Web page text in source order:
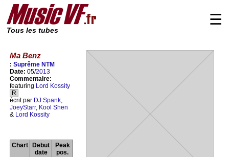
Tous les tubes
☰
Ma Benz
: Suprême NTM
Date: 05/2013
Commentaire:
featuring Lord Kossity
R
écrit par DJ Spank,
JoeyStarr, Kool Shen
& Lord Kossity
Chart
Debut
date
Peak
pos.